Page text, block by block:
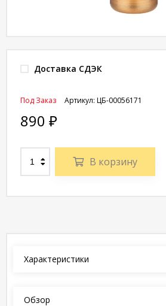
Доставка СДЭК
Артикул: ЦБ-00056171
Под Заказ
890 ₽
В корзину
Характеристики
Обзор